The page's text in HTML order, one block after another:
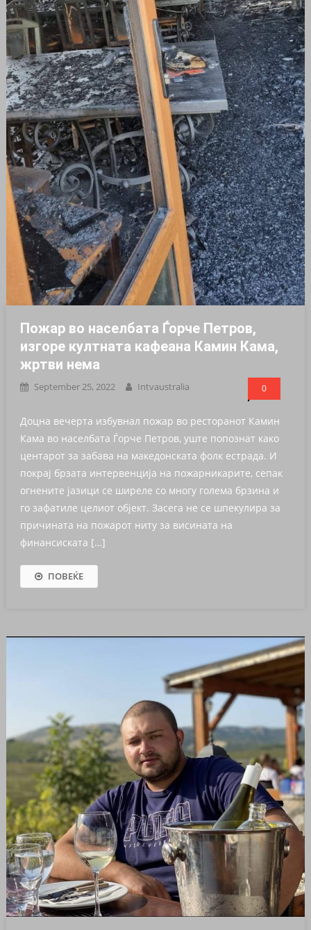
Пожар во населбата Ѓорче Петров,
изгоре култната кафеана Камин Кама,
жртви нема
September 25, 2022 Intvaustralia 0
Доцна вечерта избувнал пожар во ресторанот Камин
Кама во населбата Ѓорче Петров, уште попознат како
центарот за забава на македонската фолк естрада. И
покрај брзата интервенција на пожарникарите, сепак
огнените јазици се ширеле со многу голема брзина и
го зафатиле целиот објект. Засега не се шпекулира за
причината на пожарот ниту за висината на
финансиската […]
ПОВЕЌЕ